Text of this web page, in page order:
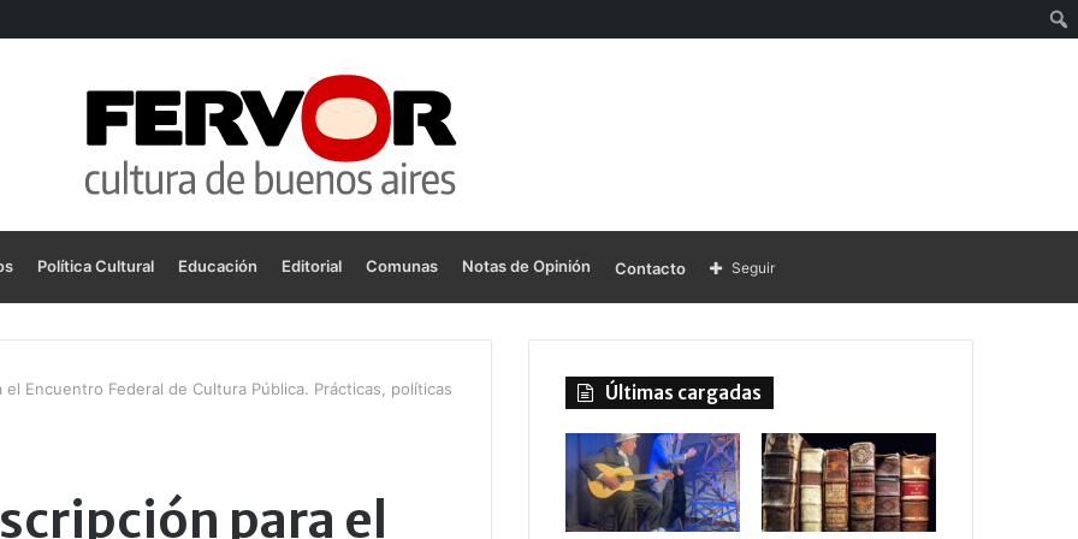
Política Cultural Educación Editorial Comunas Notas de Opinión Contacto Seguir
Encuentro Federal de Cultura Pública. Prácticas, políticas
para el
Últimas cargadas